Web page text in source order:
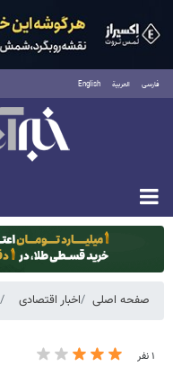
فارسی العربية English
دوشنبه ۱۹ مرداد ۱۴۰۵
صفحه اصلی اخبار اقتصادی
۱ نفر